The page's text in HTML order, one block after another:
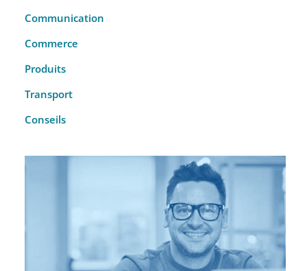
Communication
Commerce
Produits
Transport
Conseils